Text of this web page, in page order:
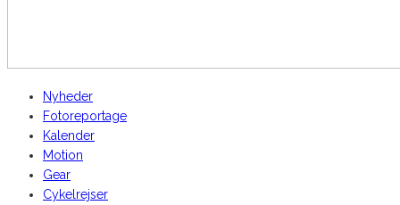
Nyheder
Fotoreportage
Kalender
Motion
Gear
Cykelrejser